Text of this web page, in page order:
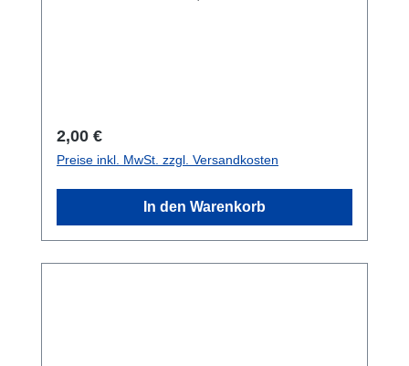
Regulärer Preis:
2,00 €
Preise inkl. MwSt. zzgl. Versandkosten
In den Warenkorb